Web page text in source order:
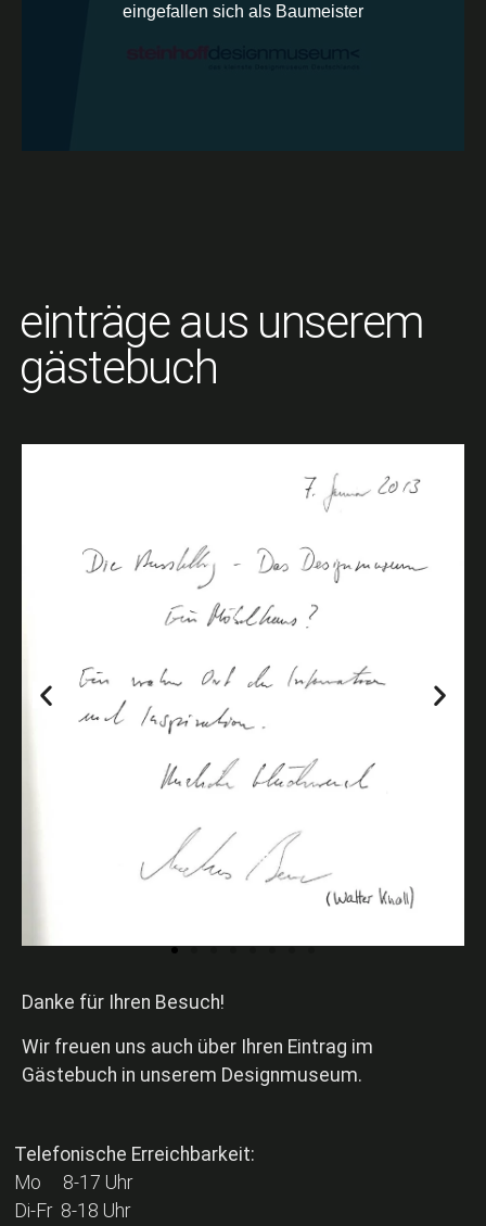
eingefallen sich als Baumeister
einträge aus unserem
gästebuch
Danke für Ihren Besuch!
Wir freuen uns auch über Ihren Eintrag im
Gästebuch in unserem Designmuseum.
Telefonische Erreichbarkeit:
Mo 8-17 Uhr
Di-Fr 8-18 Uhr